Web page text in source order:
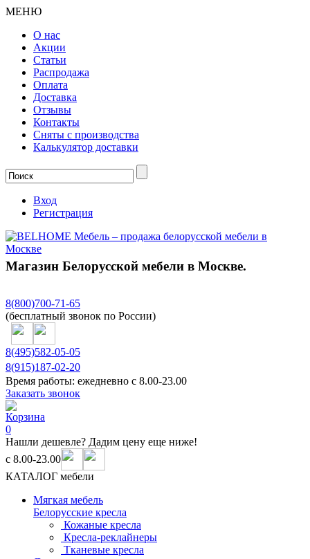
МЕНЮ
О нас
Акции
Статьи
Распродажа
Оплата
Доставка
Отзывы
Контакты
Сняты с производства
Калькулятор доставки
Вход
Регистрация
Магазин Белорусской мебели в Москве.
8(800)700-71-65
(бесплатный звонок по России)
8(495)582-05-05
8(915)187-02-20
Время работы: ежедневно с 8.00-23.00
Заказать звонок
Корзина
0
Нашли дешевле? Дадим цену еще ниже!
с 8.00-23.00
КАТАЛОГ мебели
Мягкая мебель
Белорусские кресла
Кожаные кресла
Кресла-реклайнеры
Тканевые кресла